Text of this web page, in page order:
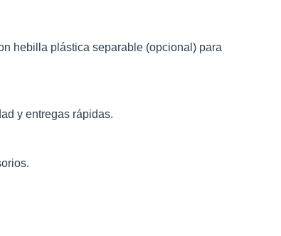
hebilla plástica separable (opcional) para
y entregas rápidas.